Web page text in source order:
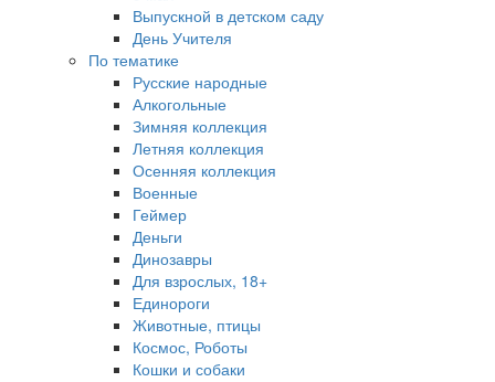
Выпускной в детском саду
День Учителя
По тематике
Русские народные
Алкогольные
Зимняя коллекция
Летняя коллекция
Осенняя коллекция
Военные
Геймер
Деньги
Динозавры
Для взрослых, 18+
Единороги
Животные, птицы
Космос, Роботы
Кошки и собаки